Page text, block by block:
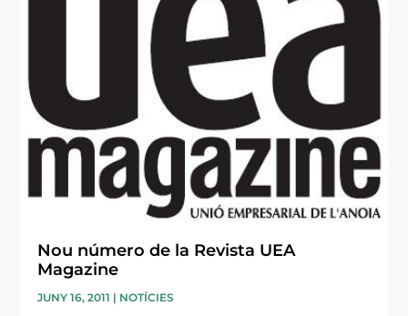
Nou número de la Revista UEA
Magazine
JUNY 16, 2011 | NOTÍCIES